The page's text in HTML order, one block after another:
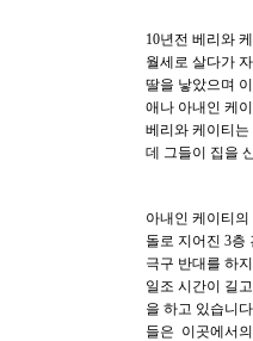
10년전 베리와
월세로 살다가
딸을 낳았으며
애나 아내인 케
베리와 케이티
데 그들이 집을
아내인 케이티
돌로 지어진 3층
극구 반대를 하
일조 시간이 길
을 하고 있습니
들은 이곳에서